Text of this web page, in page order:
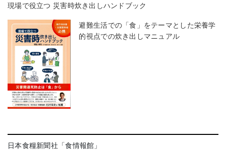
現場で役立つ 災害時炊き出しハンドブック
避難生活での「食」をテーマとした栄養学
的視点での炊き出しマニュアル
日本食糧新聞社「食情報館」